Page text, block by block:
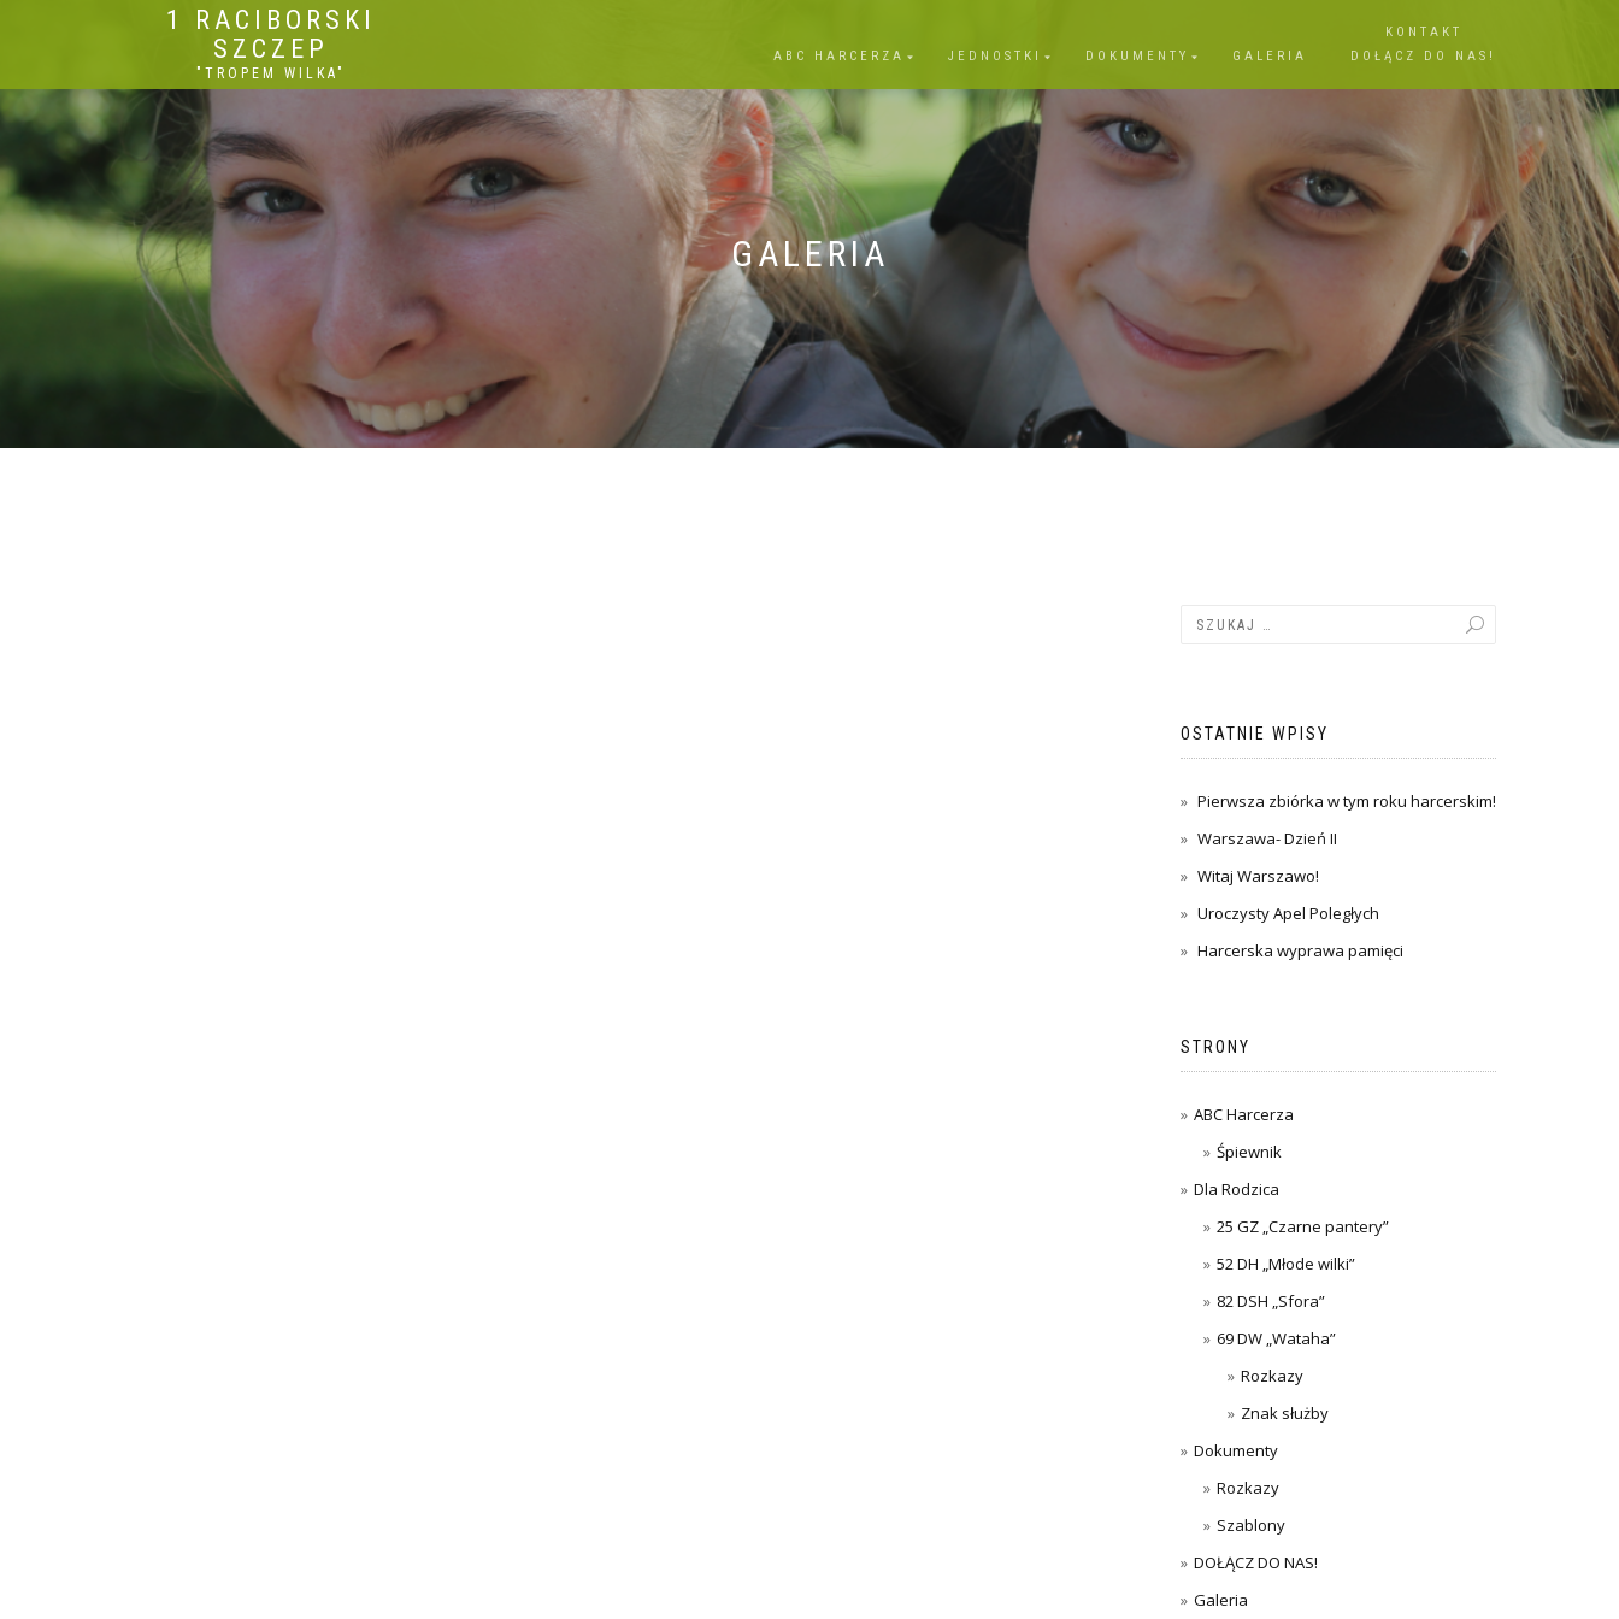
1 RACIBORSKI
SZCZEP
"TROPEM WILKA"
ABC HARCERZA JEDNOSTKI DOKUMENTY GALERIA
KONTAKT
DOŁĄCZ DO NAS!
GALERIA
OSTATNIE WPISY
Pierwsza zbiórka w tym roku harcerskim!
Warszawa- Dzień II
Witaj Warszawo!
Uroczysty Apel Poległych
Harcerska wyprawa pamięci
STRONY
ABC Harcerza
Śpiewnik
Dla Rodzica
25 GZ „Czarne pantery”
52 DH „Młode wilki”
82 DSH „Sfora”
69 DW „Wataha”
Rozkazy
Znak służby
Dokumenty
Rozkazy
Szablony
DOŁĄCZ DO NAS!
Galeria